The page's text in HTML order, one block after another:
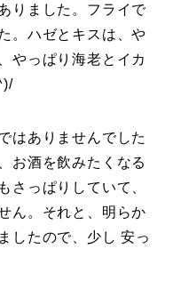
りました。フライで
。ハゼとキスは、や
やっぱり海老とイカ
はありませんでした
お酒を飲みたくなる
さっぱりしていて、
ん。それと、明らか
したので、少し 安っ